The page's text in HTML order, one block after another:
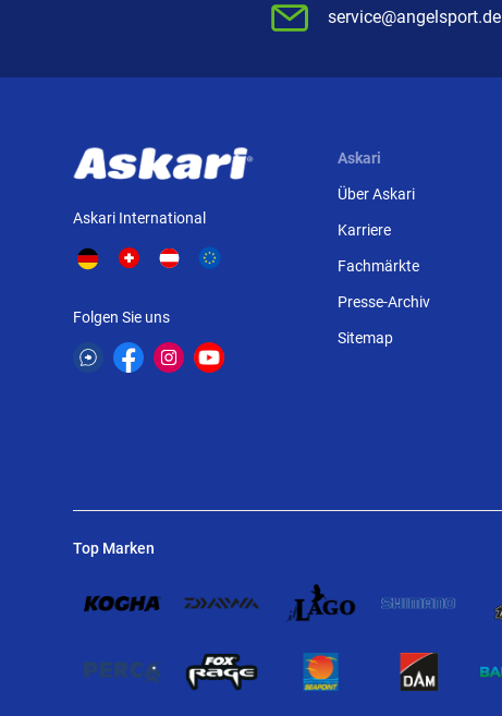
service@angelsport.de
Askari International
Folgen Sie uns
Askari
Über Askari
Karriere
Fachmärkte
Presse-Archiv
Sitemap
Top Marken